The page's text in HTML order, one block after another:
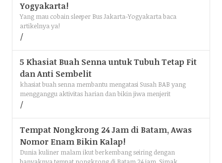
Yogyakarta!
Yang mau cobain sleeper Bus Jakarta-Yogyakarta baca
artikelnya ya!
5 Khasiat Buah Senna untuk Tubuh Tetap Fit
dan Anti Sembelit
khasiat buah senna membantu mengatasi Susah BAB yang
mengganggu aktivitas harian dan bikin jiwa menjerit
Tempat Nongkrong 24 Jam di Batam, Awas
Nomor Enam Bikin Kalap!
Dunia kuliner malam ikut berkembang seiring dengan